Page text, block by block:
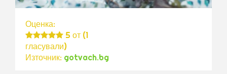
Оценка:
5 от (1
гласували)
Източник: gotvach.bg